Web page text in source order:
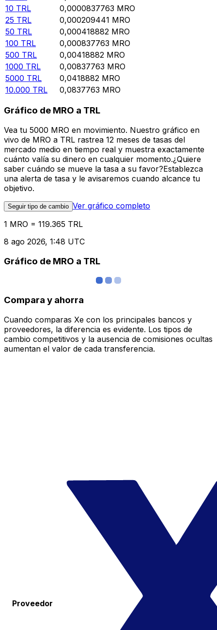
10 TRL 0,0000837763 MRO
25 TRL 0,000209441 MRO
50 TRL 0,000418882 MRO
100 TRL 0,000837763 MRO
500 TRL 0,00418882 MRO
1000 TRL 0,00837763 MRO
5000 TRL 0,0418882 MRO
10.000 TRL 0,0837763 MRO
Gráfico de MRO a TRL
Vea tu 5000 MRO en movimiento. Nuestro gráfico en
vivo de MRO a TRL rastrea 12 meses de tasas del
mercado medio en tiempo real y muestra exactamente
cuánto valía su dinero en cualquier momento.¿Quiere
saber cuándo se mueve la tasa a su favor?Establezca
una alerta de tasa y le avisaremos cuando alcance tu
objetivo.
Seguir tipo de cambio Ver gráfico completo
1 MRO = 119.365 TRL
8 ago 2026, 1:48 UTC
Gráfico de MRO a TRL
Compara y ahorra
Cuando comparas Xe con los principales bancos y
proveedores, la diferencia es evidente. Los tipos de
cambio competitivos y la ausencia de comisiones ocultas
aumentan el valor de cada transferencia.
Proveedor